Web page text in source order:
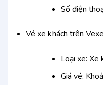
Số điện
Vé xe khách trên
Loại xe: Xe
Giá vé: